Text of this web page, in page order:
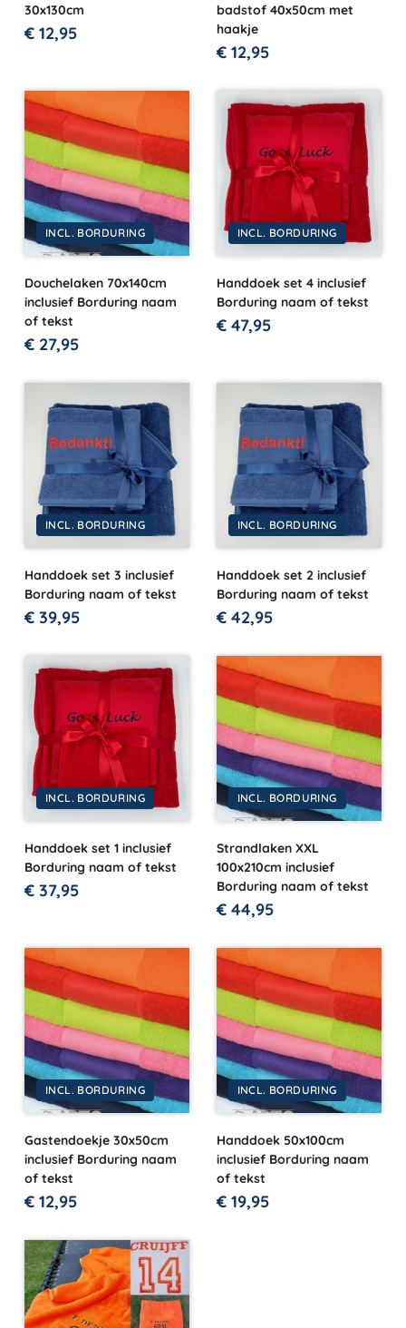
30x130cm
€ 12,95
badstof 40x50cm met
haakje
€ 12,95
INCL. BORDURING
Douchelaken 70x140cm
inclusief Borduring naam
of tekst
€ 27,95
INCL. BORDURING
Handdoek set 4 inclusief
Borduring naam of tekst
€ 47,95
INCL. BORDURING
Handdoek set 3 inclusief
Borduring naam of tekst
€ 39,95
INCL. BORDURING
Handdoek set 2 inclusief
Borduring naam of tekst
€ 42,95
INCL. BORDURING
Handdoek set 1 inclusief
Borduring naam of tekst
€ 37,95
INCL. BORDURING
Strandlaken XXL
100x210cm inclusief
Borduring naam of tekst
€ 44,95
INCL. BORDURING
Gastendoekje 30x50cm
inclusief Borduring naam
of tekst
€ 12,95
INCL. BORDURING
Handdoek 50x100cm
inclusief Borduring naam
of tekst
€ 19,95